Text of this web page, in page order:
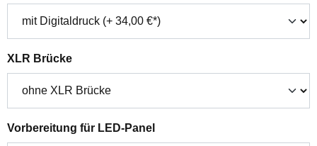
XLR Brückeauswählen
Vorbereitung für LED-Panelauswählen